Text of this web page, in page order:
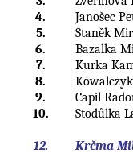
4.
Janošec
5.
Staněk
6.
Bazalka
7.
Kurka
8.
9.
Capil
10.
Stodůlka
12. Krčma